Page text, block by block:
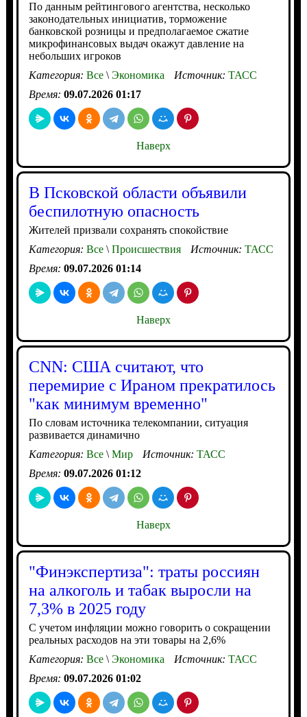
По данным рейтингового агентства, несколько
законодательных инициатив, торможение
банковской розницы и предполагаемое сжатие
микрофинансовых выдач окажут давление на
небольших игроков
Категория: Все\Экономика Источник: ТАСС
Время: 09.07.2026 01:17
Наверх
В Псковской области объявили
беспилотную опасность
Жителей призвали сохранять спокойствие
Категория: Все\Происшествия Источник: ТАСС
Время: 09.07.2026 01:14
Наверх
CNN: США считают, что
перемирие с Ираном прекратилось
"как минимум временно"
По словам источника телекомпании, ситуация
развивается динамично
Категория: Все\Мир Источник: ТАСС
Время: 09.07.2026 01:12
Наверх
"Финэкспертиза": траты россиян
на алкоголь и табак выросли на
7,3% в 2025 году
С учетом инфляции можно говорить о сокращении
реальных расходов на эти товары на 2,6%
Категория: Все\Экономика Источник: ТАСС
Время: 09.07.2026 01:02